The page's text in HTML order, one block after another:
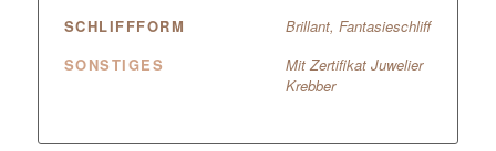
SCHLIFFFORM
Brillant, Fantasieschliff
SONSTIGES
Mit Zertifikat Juwelier
Krebber